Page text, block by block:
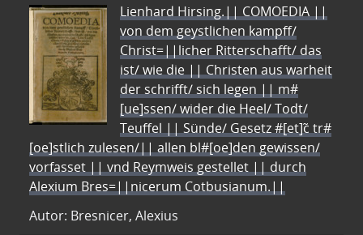
Lienhard Hirsing.|| COMOEDIA ||
von dem geystlichen kampff/
Christ=||licher Ritterschafft/ das
ist/ wie die || Christen aus warheit
der schrifft/ sich legen || m#
[ue]ssen/ wider die Heel/ Todt/
Teuffel || Sünde/ Gesetz #[et]c̃ tr#
[oe]stlich zulesen/|| allen bl#[oe]den gewissen/
vorfasset || vnd Reymweis gestellet || durch
Alexium Bres=||nicerum Cotbusianum.||
Autor: Bresnicer, Alexius